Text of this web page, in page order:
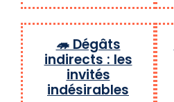
🦔 Dégâts
indirects : les
invités
indésirables